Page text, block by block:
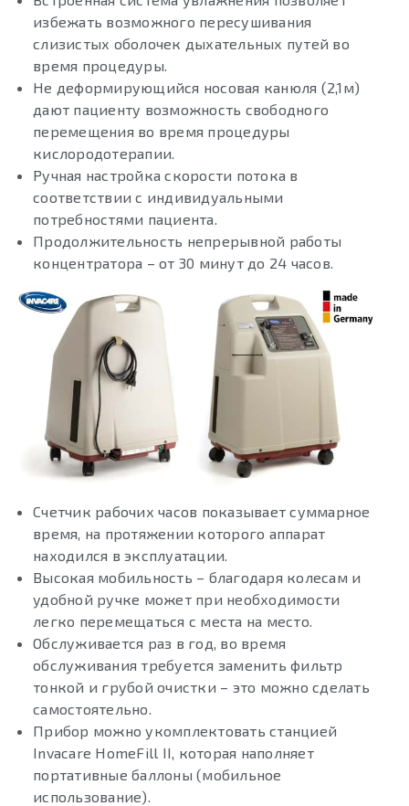
избежать возможного пересушивания
слизистых оболочек дыхательных путей во
время процедуры.
Не деформирующийся носовая канюля (2,1м)
дают пациенту возможность свободного
перемещения во время процедуры
кислородотерапии.
Ручная настройка скорости потока в
соответствии с индивидуальными
потребностями пациента.
Продолжительность непрерывной работы
концентратора – от 30 минут до 24 часов.
Счетчик рабочих часов показывает суммарное
время, на протяжении которого аппарат
находился в эксплуатации.
Высокая мобильность – благодаря колесам и
удобной ручке может при необходимости
легко перемещаться с места на место.
Обслуживается раз в год, во время
обслуживания требуется заменить фильтр
тонкой и грубой очистки – это можно сделать
самостоятельно.
Прибор можно укомплектовать станцией
Invacare HomeFill II, которая наполняет
портативные баллоны (мобильное
использование).